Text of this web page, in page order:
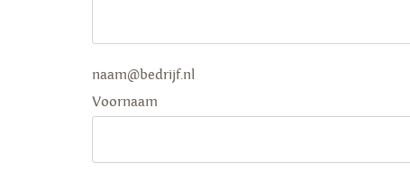
naam@bedrijf.nl
Voornaam